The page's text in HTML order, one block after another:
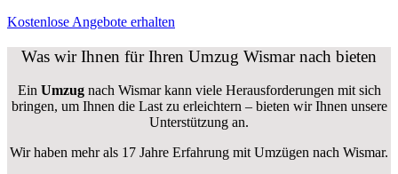
Kostenlose Angebote erhalten
Was wir Ihnen für Ihren Umzug Wismar nach bieten
Ein Umzugnach Wismar kann viele Herausforderungen mit sich
bringen, um Ihnen die Last zu erleichtern – bieten wir Ihnen unsere
Unterstützung an.
Wir haben mehr als 17 Jahre Erfahrung mit Umzügen nach Wismar.